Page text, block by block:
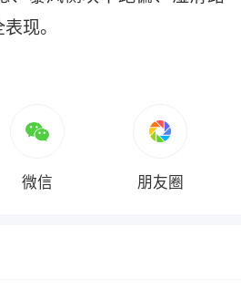
现。
微信 朋友圈